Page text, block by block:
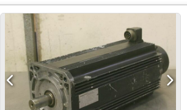
رنگ:سفید, سال ساخت:۲۰۲۴, تجهیزات: ,